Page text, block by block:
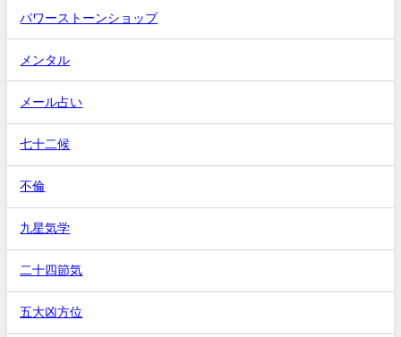
パワーストーンショップ
メンタル
メール占い
七十二候
不倫
九星気学
二十四節気
五大凶方位